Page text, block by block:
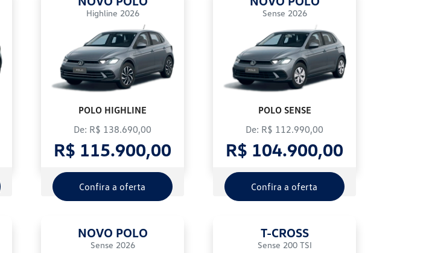
Highline 2026
POLO HIGHLINE
De: R$ 138.690,00
R$ 115.900,00
Confira a oferta
Sense 2026
POLO SENSE
De: R$ 112.990,00
R$ 104.900,00
Confira a oferta
NOVO POLO
Sense 2026
T-CROSS
Sense 200 TSI